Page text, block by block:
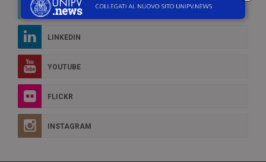
TWITTER
LINKEDIN
YOUTUBE
FLICKR
INSTAGRAM